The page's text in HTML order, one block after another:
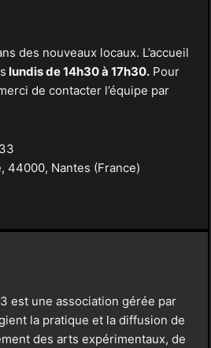
des nouveaux locaux. L’accueil
lundis de 14h30 à 17h30.Pour
de contacter l’équipe par
44000, Nantes (France)
est une association gérée par
la pratique et la diffusion de
des arts expérimentaux, de